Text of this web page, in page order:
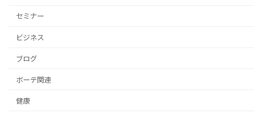
セミナー
ビジネス
ブログ
ボーテ関連
健康